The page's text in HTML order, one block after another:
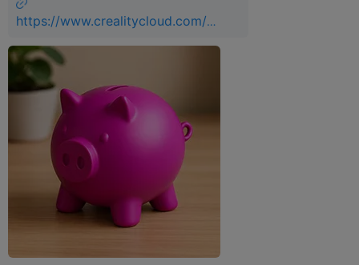
https://www.crealitycloud.com/m
detail/684516b7a317339c9a9a50
82